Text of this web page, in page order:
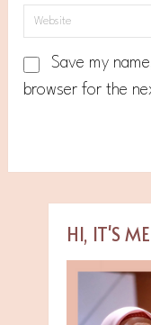
Save my
browser for the
HI, IT'S